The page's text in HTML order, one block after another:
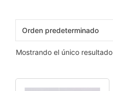
Mostrando el único resultado